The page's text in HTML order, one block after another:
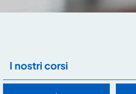
I nostri corsi